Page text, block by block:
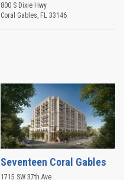
800 S Dixie Hwy
Coral Gables, FL 33146
Seventeen Coral Gables
1715 SW 37th Ave